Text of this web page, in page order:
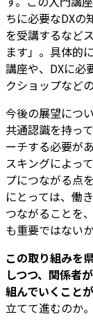
ちに必要なDXの
を受講するなど
ます」。具体的
講座や、DXに必
クショップなど
今後の展望につ
共通認識を持っ
ーチする必要が
スキングによっ
プにつながる点
にとっては、働
つながることを
も重要ではない
この取り組みを
しつつ、関係者
組んでいくこと
立てて進むのか